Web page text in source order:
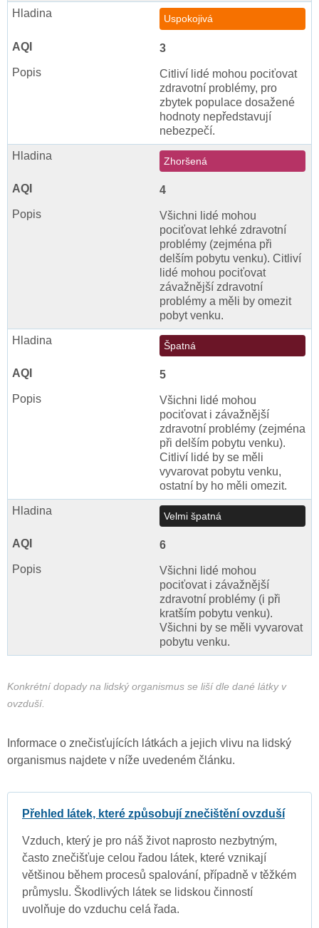
Uspokojivá
3
Citliví lidé mohou pociťovat
zdravotní problémy, pro
zbytek populace dosažené
hodnoty nepředstavují
nebezpečí.
Zhoršená
4
Všichni lidé mohou
pociťovat lehké zdravotní
problémy (zejména při
delším pobytu venku). Citliví
lidé mohou pociťovat
závažnější zdravotní
problémy a měli by omezit
pobyt venku.
Špatná
5
Všichni lidé mohou
pociťovat i závažnější
zdravotní problémy (zejména
při delším pobytu venku).
Citliví lidé by se měli
vyvarovat pobytu venku,
ostatní by ho měli omezit.
Velmi špatná
6
Všichni lidé mohou
pociťovat i závažnější
zdravotní problémy (i při
kratším pobytu venku).
Všichni by se měli vyvarovat
pobytu venku.
Konkrétní dopady na lidský organismus se liší dle dané látky v
ovzduší.
Informace o znečisťujících látkách a jejich vlivu na lidský
organismus najdete v níže uvedeném článku.
Přehled látek, které způsobují znečištění ovzduší
Vzduch, který je pro náš život naprosto nezbytným,
často znečišťuje celou řadou látek, které vznikají
většinou během procesů spalování, případně v těžkém
průmyslu. Škodlivých látek se lidskou činností
uvolňuje do vzduchu celá řada.